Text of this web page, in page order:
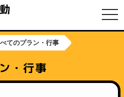
てのプラン・行事
・行事